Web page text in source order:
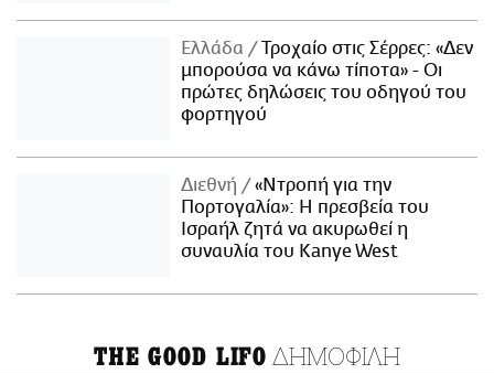
Ελλάδα
Τροχαίο στις Σέρρες: «Δεν
μπορούσα να κάνω τίποτα» - Οι
πρώτες δηλώσεις του οδηγού του
φορτηγού
Διεθνή
«Ντροπή για την
Πορτογαλία»: Η πρεσβεία του
Ισραήλ ζητά να ακυρωθεί η
συναυλία του Kanye West
THE GOOD LIFO ΔΗΜΟΦΙΛΗ